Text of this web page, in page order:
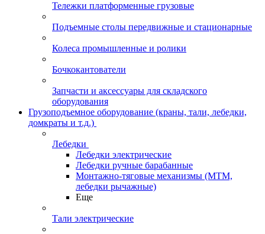
Тележки платформенные грузовые
Подъемные столы передвижные и стационарные
Колеса промышленные и ролики
Бочкокантователи
Запчасти и аксессуары для складского
оборудования
Грузоподъемное оборудование (краны, тали, лебедки,
домкраты и т.д.)
Лебедки
Лебедки электрические
Лебедки ручные барабанные
Монтажно-тяговые механизмы (МТМ,
лебедки рычажные)
Еще
Тали электрические